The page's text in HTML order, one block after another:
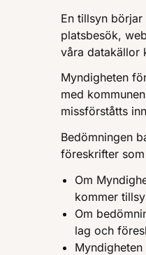
En tillsyn
platsbesök,
våra datakällor
Myndigheten
med
missförståtts
Bedömningen
föreskrifter
Om
kommer
Om
lag och